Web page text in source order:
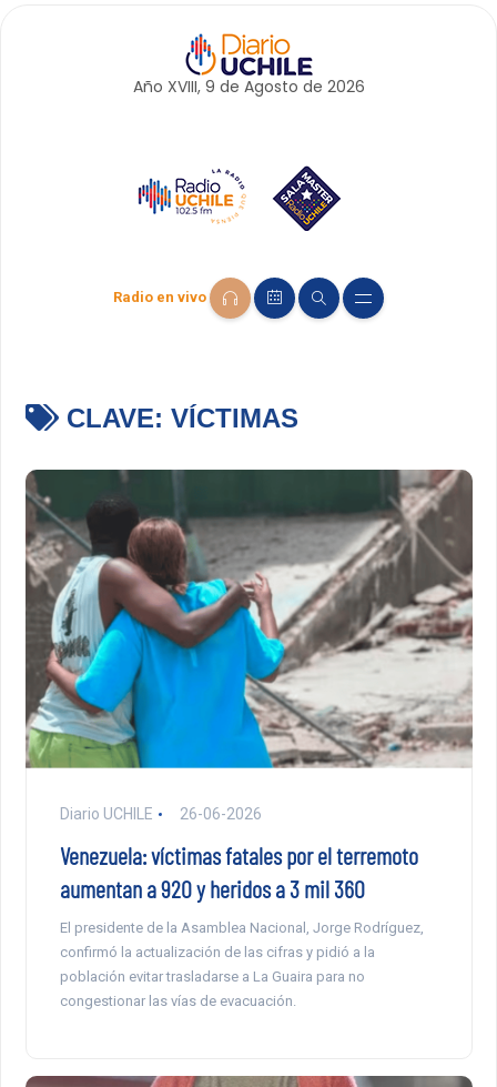
Año XVIII, 9 de Agosto de 2026
Radio en vivo
CLAVE: VÍCTIMAS
Diario UCHILE 26-06-2026
Venezuela: víctimas fatales por el terremoto
aumentan a 920 y heridos a 3 mil 360
El presidente de la Asamblea Nacional, Jorge Rodríguez,
confirmó la actualización de las cifras y pidió a la
población evitar trasladarse a La Guaira para no
congestionar las vías de evacuación.